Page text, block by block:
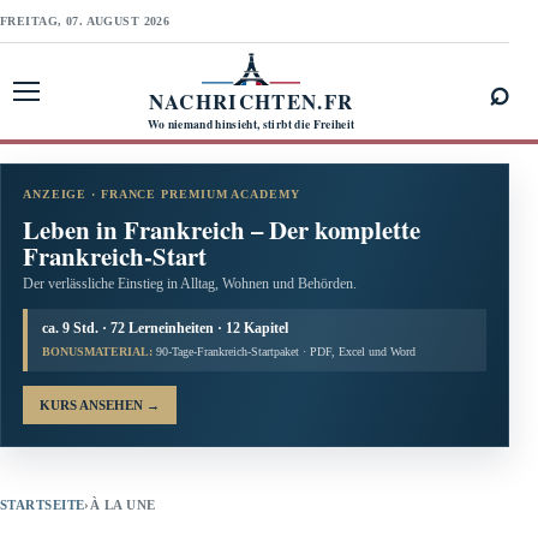
FREITAG, 07. AUGUST 2026
NACHRICHTEN.FR
Wo niemand hinsieht, stirbt die Freiheit
⌕
ANZEIGE · FRANCE PREMIUM ACADEMY
Leben in Frankreich – Der komplette
Frankreich-Start
Der verlässliche Einstieg in Alltag, Wohnen und Behörden.
ca. 9 Std. · 72 Lerneinheiten · 12 Kapitel
BONUSMATERIAL: 90-Tage-Frankreich-Startpaket · PDF, Excel und Word
KURS ANSEHEN →
STARTSEITE› À LA UNE